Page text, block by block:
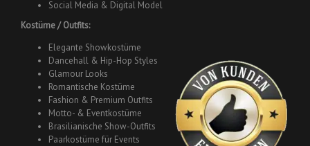
Social Media & Digital Model
Kostüme / Outfits:
Elegante Showkostüme
Dancehall & Hip-Hop Styles
Glamour Looks
Romantische Kostüme
Fashion & Premium Outfits
Motto- & Eventkostüme
Brasilianische Show-Outfits
Paarkostüme für Events